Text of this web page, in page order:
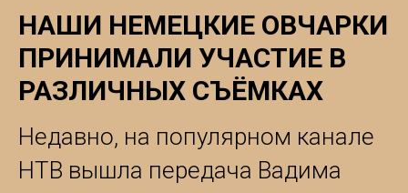
НАШИ НЕМЕЦКИЕ ОВЧАРКИ
ПРИНИМАЛИ УЧАСТИЕ В
РАЗЛИЧНЫХ СЪЁМКАХ
Недавно, на популярном канале
НТВ вышла передача Вадима